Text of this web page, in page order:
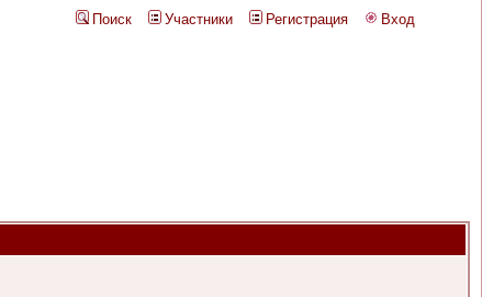
Поиск Участники Регистрация Вход